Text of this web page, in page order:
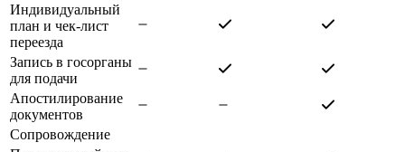
Индивидуальный
план и чек-лист
переезда
Запись в госорганы
для подачи
Апостилирование
документов
Сопровождение